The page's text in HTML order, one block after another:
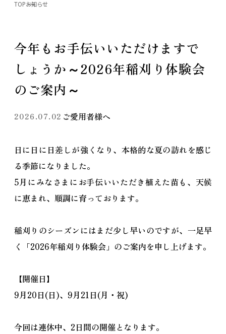
TOPお知らせ
今年もお手伝いいただけますで
しょうか～2026年稲刈り体験会
のご案内～
2026.07.02 ご愛用者様へ
日に日に日差しが強くなり、本格的な夏の訪れを感じ
る季節になりました。
5月にみなさまにお手伝いいただき植えた苗も、天候
に恵まれ、順調に育っております。
稲刈りのシーズンにはまだ少し早いのですが、一足早
く「2026年稲刈り体験会」のご案内を申し上げます。
【開催日】
9月20日(日)、9月21日(月・祝)
今回は連休中、2日間の開催となります。